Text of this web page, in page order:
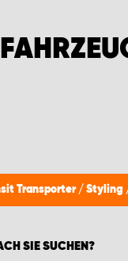
Transporter / Styling
SIE SUCHEN?